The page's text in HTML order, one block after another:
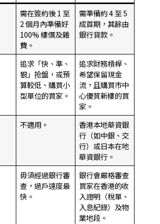
需在簽約後 1 至
2 個月內準備好
100% 樓價及雜
費。
需準備約 4 至 5
成首期，其餘由
銀行貸款。
追求「快、準、
狠」抢盤，或預
算較低、購買小
型單位的買家。
追求財務槓桿、
希望保留現金
流，且購買市中
心優質新樓的買
家。
不適用。
香港本地華資銀
行（如中銀、交
行）或日本在地
華資銀行。
毋須經過銀行審
查，過戶速度最
快。
銀行會嚴格審查
買家在香港的收
入證明（稅單、
入息紀錄）及物
業地段。